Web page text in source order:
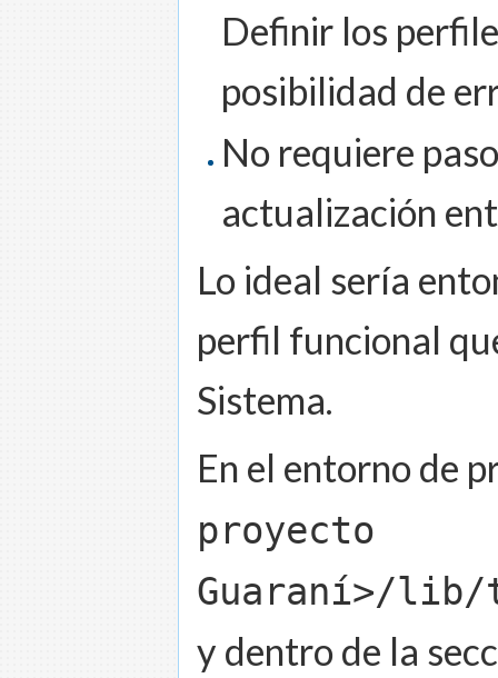
Definir los
posibilidad de
No requiere
actualización
Lo ideal sería
perfil funcional
Sistema.
En el entorno de
proyecto
Guaraní>/
y dentro de la